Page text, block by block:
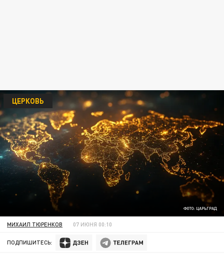
ФОТО: ЦАРЬГРАД
ЦЕРКОВЬ
МИХАИЛ ТЮРЕНКОВ 07 ИЮНЯ 00:10
ПОДПИШИТЕСЬ: